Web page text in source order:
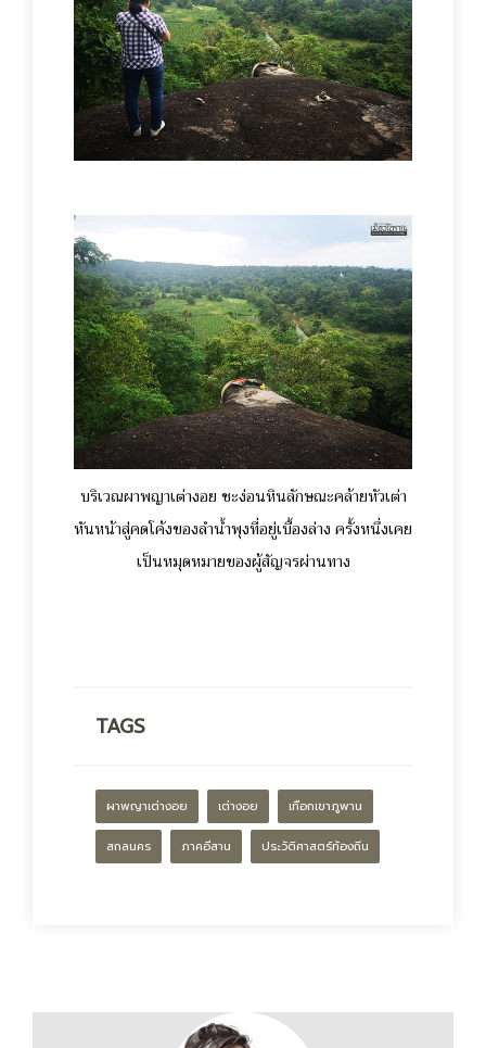
บริเวณผาพญาเต่างอย ชะง่อนหินลักษณะคล้ายหัวเต่า
หันหน้าสู่คดโค้งของลำน้ำพุงที่อยู่เบื้องล่าง ครั้งหนึ่งเคย
เป็นหมุดหมายของผู้สัญจรผ่านทาง
TAGS
ผาพญาเต่างอย เต่างอย เทือกเขาภูพาน
สกลนคร ภาคอีสาน ประวัติศาสตร์ท้องถิ่น